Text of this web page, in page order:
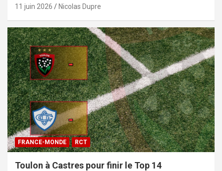
11 juin 2026 Nicolas Dupre
FRANCE-MONDE RCT
Toulon à Castres pour finir le Top 14